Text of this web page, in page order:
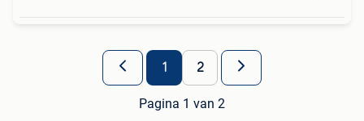
1 2
Pagina 1 van 2